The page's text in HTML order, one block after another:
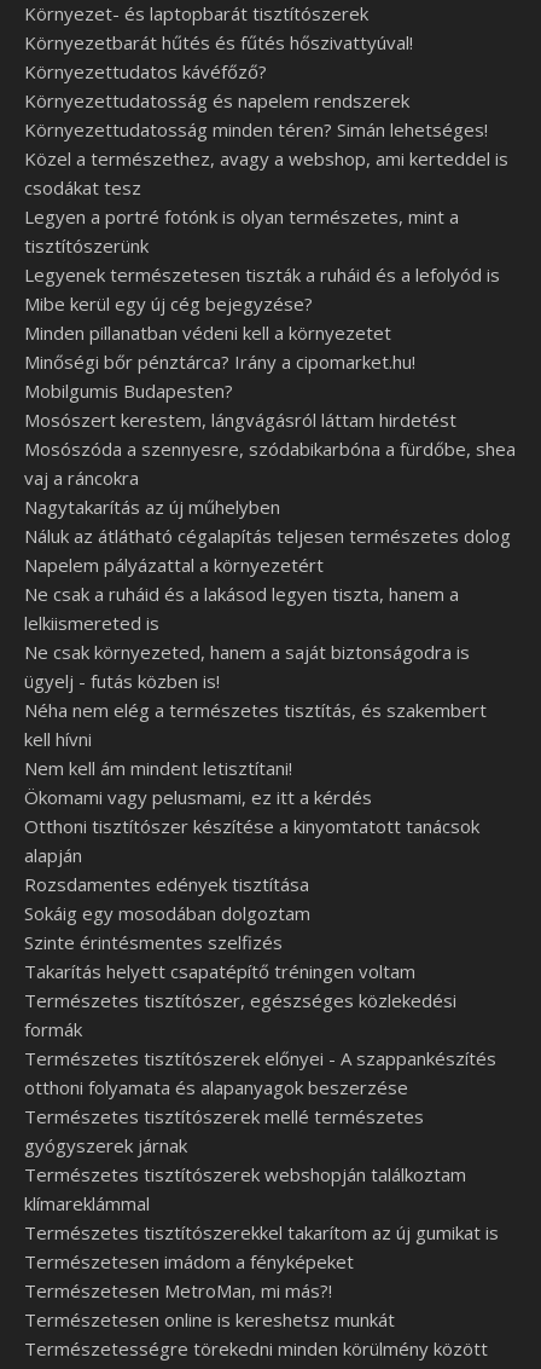
Környezet- és laptopbarát tisztítószerek
Környezetbarát hűtés és fűtés hőszivattyúval!
Környezettudatos kávéfőző?
Környezettudatosság és napelem rendszerek
Környezettudatosság minden téren? Simán lehetséges!
Közel a természethez, avagy a webshop, ami kerteddel is
csodákat tesz
Legyen a portré fotónk is olyan természetes, mint a
tisztítószerünk
Legyenek természetesen tiszták a ruháid és a lefolyód is
Mibe kerül egy új cég bejegyzése?
Minden pillanatban védeni kell a környezetet
Minőségi bőr pénztárca? Irány a cipomarket.hu!
Mobilgumis Budapesten?
Mosószert kerestem, lángvágásról láttam hirdetést
Mosószóda a szennyesre, szódabikarbóna a fürdőbe, shea
vaj a ráncokra
Nagytakarítás az új műhelyben
Náluk az átlátható cégalapítás teljesen természetes dolog
Napelem pályázattal a környezetért
Ne csak a ruháid és a lakásod legyen tiszta, hanem a
lelkiismereted is
Ne csak környezeted, hanem a saját biztonságodra is
ügyelj - futás közben is!
Néha nem elég a természetes tisztítás, és szakembert
kell hívni
Nem kell ám mindent letisztítani!
Ökomami vagy pelusmami, ez itt a kérdés
Otthoni tisztítószer készítése a kinyomtatott tanácsok
alapján
Rozsdamentes edények tisztítása
Sokáig egy mosodában dolgoztam
Szinte érintésmentes szelfizés
Takarítás helyett csapatépítő tréningen voltam
Természetes tisztítószer, egészséges közlekedési
formák
Természetes tisztítószerek előnyei - A szappankészítés
otthoni folyamata és alapanyagok beszerzése
Természetes tisztítószerek mellé természetes
gyógyszerek járnak
Természetes tisztítószerek webshopján találkoztam
klímareklámmal
Természetes tisztítószerekkel takarítom az új gumikat is
Természetesen imádom a fényképeket
Természetesen MetroMan, mi más?!
Természetesen online is kereshetsz munkát
Természetességre törekedni minden körülmény között